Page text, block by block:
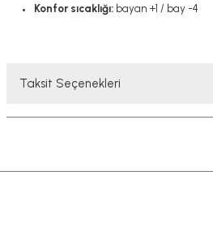
Konfor sıcaklığı: bayan +1 / bay -4
Taksit Seçenekleri